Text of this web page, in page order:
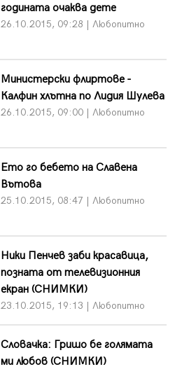
годината очаква дете
26.10.2015, 09:28 | Любопитно
Министерски флиртове -
Калфин хлътна по Лидия Шулева
26.10.2015, 09:00 | Любопитно
Ето го бебето на Славена
Вътова
25.10.2015, 08:47 | Любопитно
Ники Пенчев заби красавица,
позната от телевизионния
екран (СНИМКИ)
23.10.2015, 19:13 | Любопитно
Словачка: Гришо бе голямата
ми любов (СНИМКИ)